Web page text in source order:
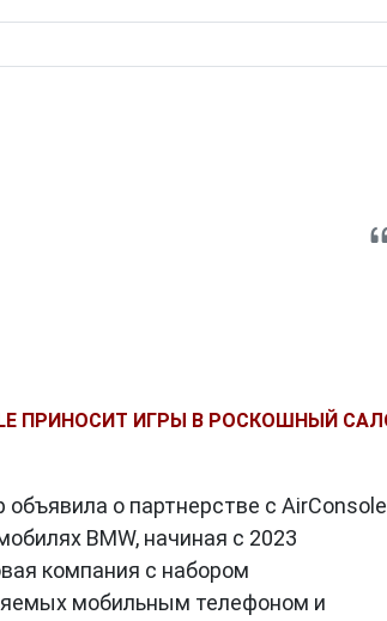
ПРИНОСИТ ИГРЫ В РОСКОШНЫЙ
о партнерстве с AirConsole
BMW, начиная с 2023
компания с набором
мобильным телефоном и